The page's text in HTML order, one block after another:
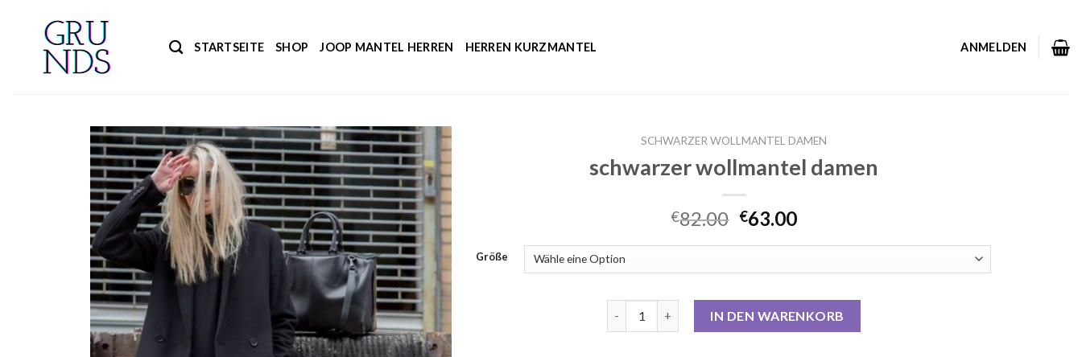
springen
STARTSEITE SHOP JOOP MANTEL HERREN HERREN KURZMANTEL ANMELDEN
SCHWARZER WOLLMANTEL DAMEN
schwarzer wollmantel damen
€82.00 €63.00
Größe
IN DEN WARENKORB